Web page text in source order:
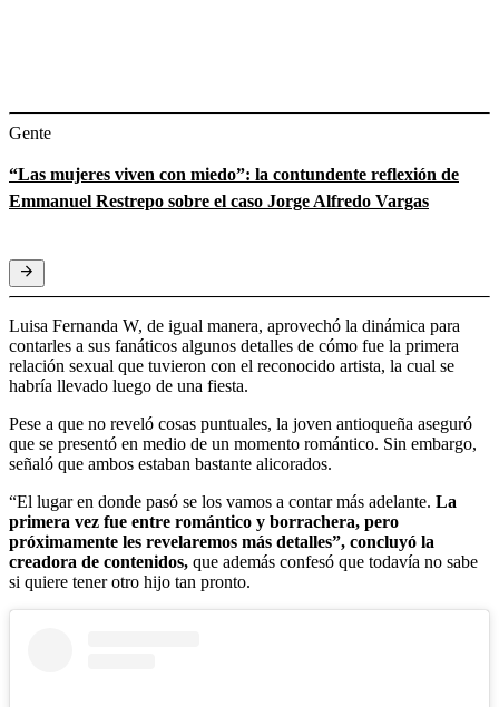
Gente
“Las mujeres viven con miedo”: la contundente reflexión de
Emmanuel Restrepo sobre el caso Jorge Alfredo Vargas
Luisa Fernanda W, de igual manera, aprovechó la dinámica para
contarles a sus fanáticos algunos detalles de cómo fue la primera
relación sexual que tuvieron con el reconocido artista, la cual se
habría llevado luego de una fiesta.
Pese a que no reveló cosas puntuales, la joven antioqueña aseguró
que se presentó en medio de un momento romántico. Sin embargo,
señaló que ambos estaban bastante alicorados.
“El lugar en donde pasó se los vamos a contar más adelante. La
primera vez fue entre romántico y borrachera, pero
próximamente les revelaremos más detalles”, concluyó la
creadora de contenidos, que además confesó que todavía no sabe
si quiere tener otro hijo tan pronto.